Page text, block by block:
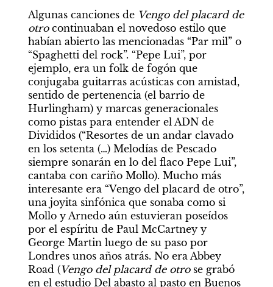
Algunas canciones de Vengo del placard de
otro continuaban el novedoso estilo que
habían abierto las mencionadas “Par mil” o
“Spaghetti del rock”. “Pepe Lui”, por
ejemplo, era un folk de fogón que
conjugaba guitarras acústicas con amistad,
sentido de pertenencia (el barrio de
Hurlingham) y marcas generacionales
como pistas para entender el ADN de
Divididos (“Resortes de un andar clavado
en los setenta (…) Melodías de Pescado
siempre sonarán en lo del flaco Pepe Lui”,
cantaba con cariño Mollo). Mucho más
interesante era “Vengo del placard de otro”,
una joyita sinfónica que sonaba como si
Mollo y Arnedo aún estuvieran poseídos
por el espíritu de Paul McCartney y
George Martin luego de su paso por
Londres unos años atrás. No era Abbey
Road (Vengo del placard de otro se grabó
en el estudio Del abasto al pasto en Buenos